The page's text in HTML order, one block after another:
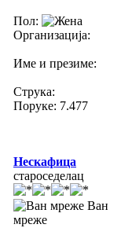
Пол:
Организација:
Име и презиме:
Струка:
Поруке: 7.477
Нескафица
староседелац
Ван
мреже